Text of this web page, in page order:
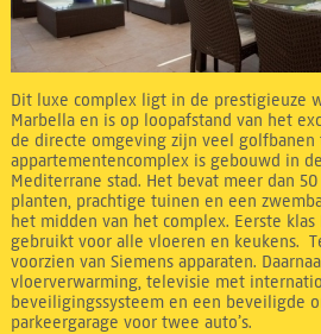
Dit luxe complex ligt in de prestigieuze
Marbella en is op loopafstand van het
de directe omgeving zijn veel golfbanen
appartementencomplex is gebouwd in
Mediterrane stad. Het bevat meer dan
planten, prachtige tuinen en een
het midden van het complex. Eerste
gebruikt voor alle vloeren en keukens.
voorzien van Siemens apparaten.
vloerverwarming, televisie met
beveiligingssysteem en een beveiligde
parkeergarage voor twee auto’s.